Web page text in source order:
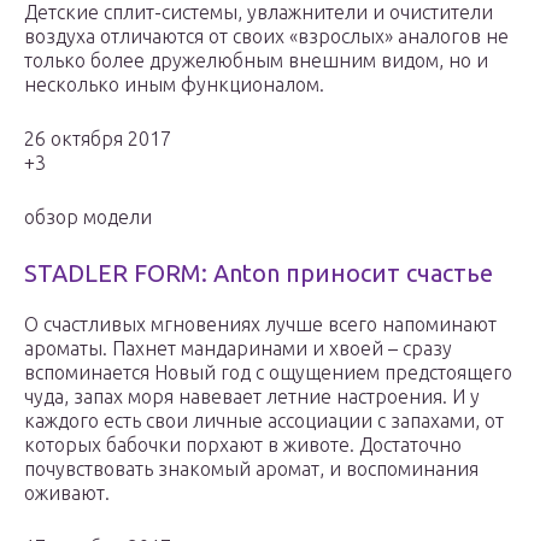
Детские сплит-системы, увлажнители и очистители
воздуха отличаются от своих «взрослых» аналогов не
только более дружелюбным внешним видом, но и
несколько иным функционалом.
26 октября 2017
+3
обзор модели
STADLER FORM: Anton приносит счастье
О счастливых мгновениях лучше всего напоминают
ароматы. Пахнет мандаринами и хвоей – сразу
вспоминается Новый год с ощущением предстоящего
чуда, запах моря навевает летние настроения. И у
каждого есть свои личные ассоциации с запахами, от
которых бабочки порхают в животе. Достаточно
почувствовать знакомый аромат, и воспоминания
оживают.